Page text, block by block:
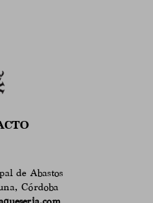
de Abastos
Córdoba